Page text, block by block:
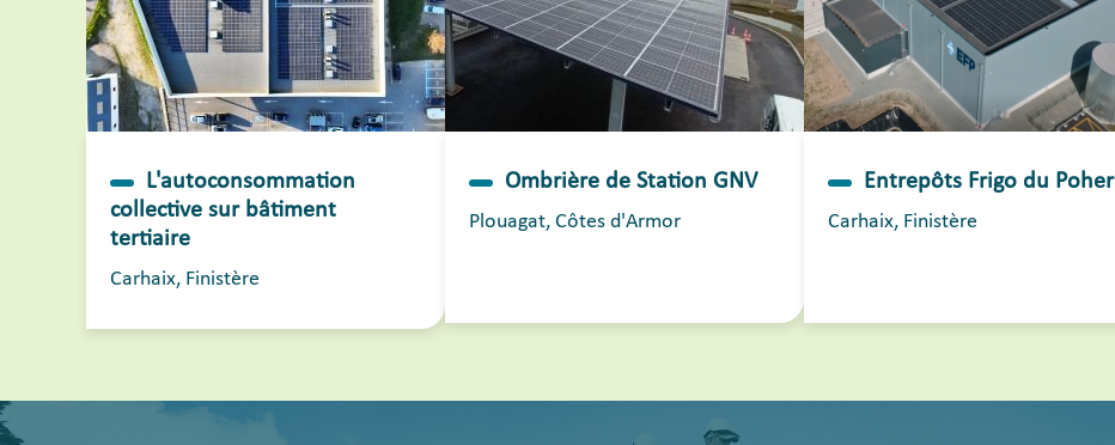
L'autoconsommation
collective sur bâtiment
tertiaire
Carhaix, Finistère
Ombrière de Station GNV
Plouagat, Côtes d'Armor
Entrepôts Frigo du Poher
Carhaix, Finistère